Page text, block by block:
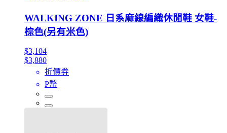
WALKING ZONE 日系麻線編織休閒鞋 女鞋-
棕色(另有米色)
$3,104
$3,880
折價券
P幣